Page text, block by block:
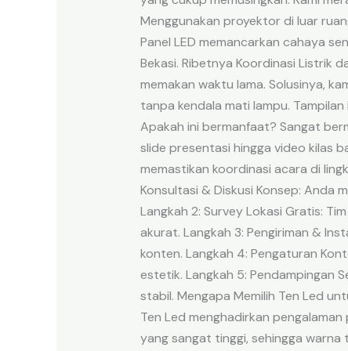
Menggunakan proyektor di luar
Panel LED memancarkan cahaya
Bekasi. Ribetnya Koordinasi Listrik
memakan waktu lama. Solusinya,
tanpa kendala mati lampu.
Apakah ini bermanfaat? Sangat
slide presentasi hingga video kilas
memastikan koordinasi acara di
Konsultasi & Diskusi Konsep: Anda
Langkah 2: Survey Lokasi Gratis:
akurat. Langkah 3: Pengiriman &
konten. Langkah 4: Pengaturan
estetik. Langkah 5: Pendampingan
stabil. Mengapa Memilih Ten Led
Ten Led menghadirkan
yang sangat tinggi, sehingga